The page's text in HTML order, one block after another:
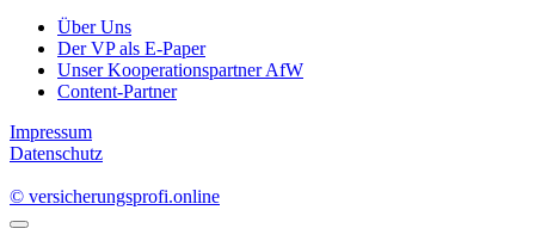
Über Uns
Der VP als E-Paper
Unser Kooperationspartner AfW
Content-Partner
Impressum
Datenschutz
© versicherungsprofi.online